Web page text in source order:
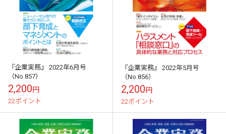
『企業実務』 2022年6月号
（No.857）
2,200円
22ポイント
『企業実務』 2022年5月号
（No.856）
2,200円
22ポイント